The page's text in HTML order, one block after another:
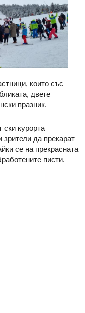
които със
двете
празник.
ски курорта
зрители да прекарат
се на прекрасната
писти.